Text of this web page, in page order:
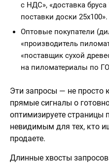
с НДС», «доставка
поставки доски 25х100».
Оптовые покупатели
«производитель
«поставщик сухой
на пиломатериалы по
Эти запросы — не просто
прямые сигналы о
оптимизируете страницы
невидимым для тех, кто
продаете.
Длинные хвосты